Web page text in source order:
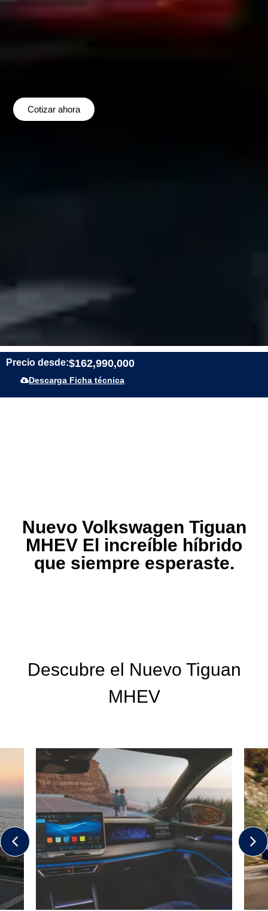
Cotizar ahora
Precio desde:$162,990,000
Descarga Ficha técnica
Nuevo Volkswagen Tiguan
MHEV El increíble híbrido
que siempre esperaste.
Descubre el Nuevo Tiguan
MHEV